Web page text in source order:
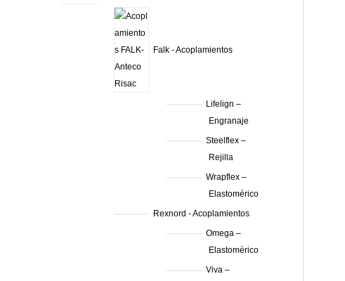
Falk - Acoplamientos
Lifelign –
Engranaje
Steelflex –
Rejilla
Wrapflex –
Elastomérico
Rexnord - Acoplamientos
Omega –
Elastomérico
Viva –